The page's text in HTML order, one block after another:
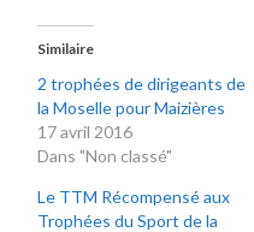
Similaire
2 trophées de dirigeants de
la Moselle pour Maizières
17 avril 2016
Dans "Non classé"
Le TTM Récompensé aux
Trophées du Sport de la